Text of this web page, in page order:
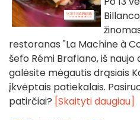
restoranas "La Machine à
šefo Rémi Braflano, iš
galėsite mėgautis drąsiais
įkvėptais patiekalais.
patirčiai? [Skaityti daugiau]